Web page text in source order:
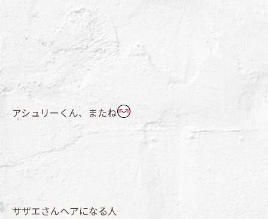
アシュリーくん、またね
サザエさんヘアになる人